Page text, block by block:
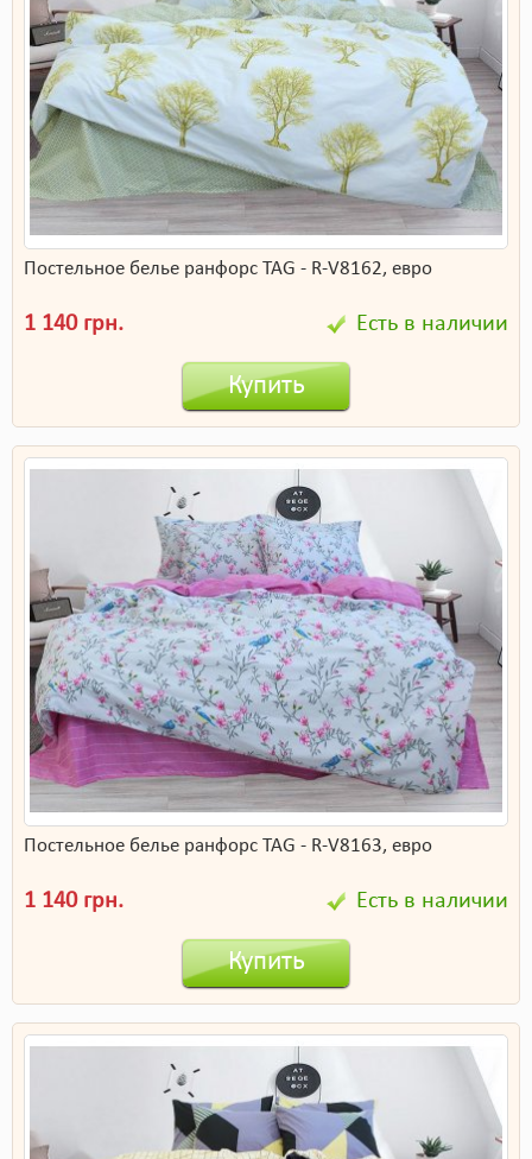
Постельное белье ранфорс TAG - R-V8162, евро
1 140 грн. Есть в наличии
Купить
Постельное белье ранфорс TAG - R-V8163, евро
1 140 грн. Есть в наличии
Купить